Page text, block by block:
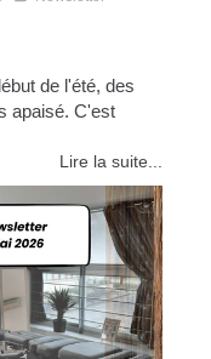
de l'été, des
apaisé. C'est
Lire la suite...